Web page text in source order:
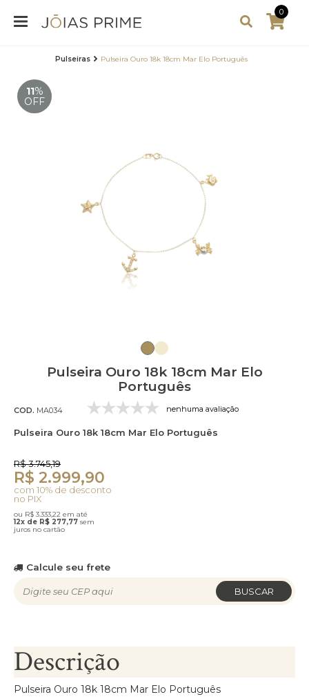
0
Pulseiras Pulseira Ouro 18k 18cm Mar Elo Português
11%
OFF
Pulseira Ouro 18k 18cm Mar Elo
Português
COD. MA034 nenhuma avaliação
Pulseira Ouro 18k 18cm Mar Elo Português
R$ 3.745,19
R$ 2.999,90
com 10% de desconto
no PIX
ou R$ 3.333,22 em até
12x de R$ 277,77 sem
juros no cartão
Calcule seu frete
BUSCAR
Descrição
Pulseira Ouro 18k 18cm Mar Elo Português